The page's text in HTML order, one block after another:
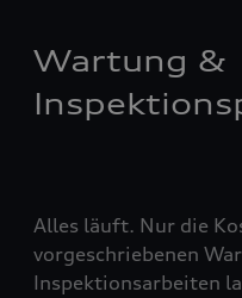
Wartung &
Alles läuft. Nur die
vorgeschriebenen
Inspektionsarbeiten